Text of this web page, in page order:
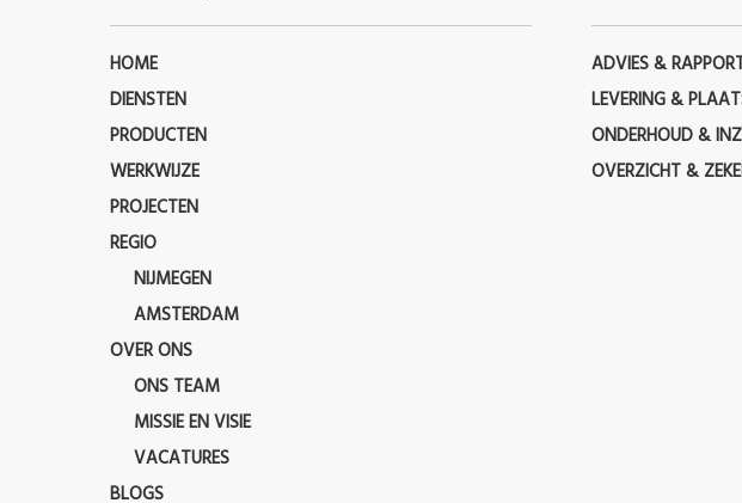
HOME
DIENSTEN
PRODUCTEN
WERKWIJZE
PROJECTEN
REGIO
NIJMEGEN
AMSTERDAM
OVER ONS
ONS TEAM
MISSIE EN VISIE
VACATURES
BLOGS
ADVIES &
LEVERING &
ONDERHOUD &
OVERZICHT &